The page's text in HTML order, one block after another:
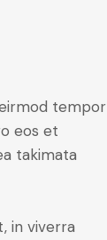
tempor
eos et
takimata
in viverra